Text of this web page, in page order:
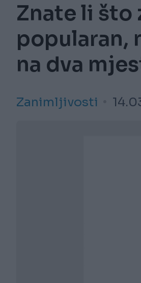
Znate li što
popularan,
na dva
Zanimljivosti